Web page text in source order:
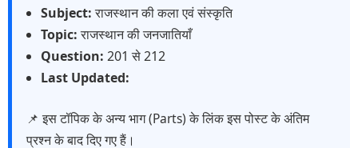
Subject:राजस्थान की कला एवं संस्कृति
Topic:राजस्थान की जनजातियाँ
Question: 201 से 212
Last Updated:
📌 इस टॉपिक के अन्य भाग (Parts) के लिंक इस पोस्ट के अंतिम
प्रश्न के बाद दिए गए हैं।